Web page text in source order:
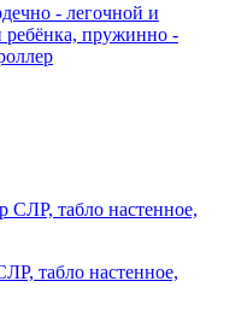
- легочной и
ребёнка, пружинно -
табло настенное,